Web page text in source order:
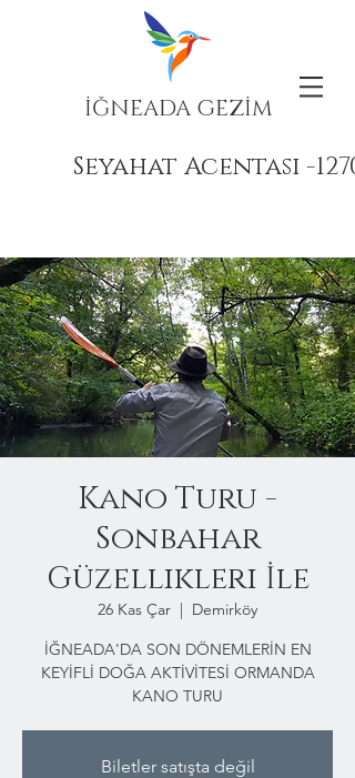
İĞNEADA GEZİM
Seyahat Acentası -
Kano Turu -
Sonbahar
Güzellikleri İle
26 Kas Çar
  |
Demirköy
İĞNEADA'DA SON DÖNEMLERİN EN
KEYİFLİ DOĞA AKTİVİTESİ ORMANDA
KANO TURU
Biletler satışta değil